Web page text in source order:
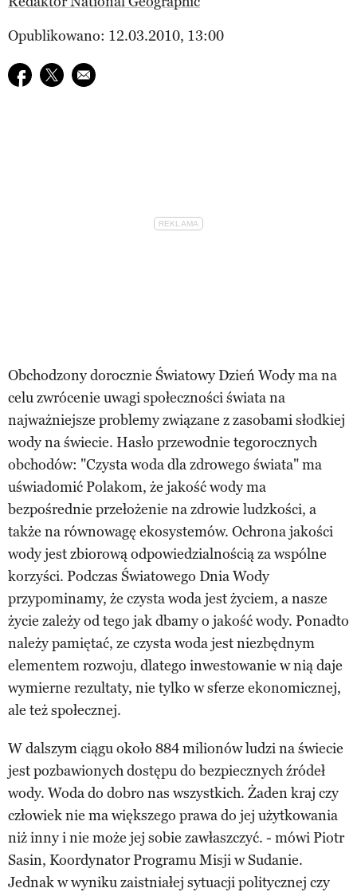
Opublikowano: 12.03.2010, 13:00
Udostępnij na facebook
Udostępnij na twitter
E-mail do przyjaciela
Obchodzony dorocznie Światowy Dzień Wody ma na
celu zwrócenie uwagi społeczności świata na
najważniejsze problemy związane z zasobami słodkiej
wody na świecie. Hasło przewodnie tegorocznych
obchodów: "Czysta woda dla zdrowego świata" ma
uświadomić Polakom, że jakość wody ma
bezpośrednie przełożenie na zdrowie ludzkości, a
także na równowagę ekosystemów. Ochrona jakości
wody jest zbiorową odpowiedzialnością za wspólne
korzyści. Podczas Światowego Dnia Wody
przypominamy, że czysta woda jest życiem, a nasze
życie zależy od tego jak dbamy o jakość wody. Ponadto
należy pamiętać, ze czysta woda jest niezbędnym
elementem rozwoju, dlatego inwestowanie w nią daje
wymierne rezultaty, nie tylko w sferze ekonomicznej,
ale też społecznej.
W dalszym ciągu około 884 milionów ludzi na świecie
jest pozbawionych dostępu do bezpiecznych źródeł
wody. Woda do dobro nas wszystkich. Żaden kraj czy
człowiek nie ma większego prawa do jej użytkowania
niż inny i nie może jej sobie zawłaszczyć. - mówi Piotr
Sasin, Koordynator Programu Misji w Sudanie.
Jednak w wyniku zaistniałej sytuacji politycznej czy